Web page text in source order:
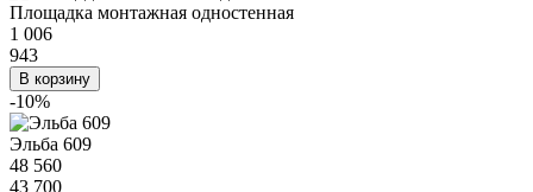
Площадка монтажная одностенная
1 006
943
В корзину
-10%
Эльба 609
48 560
43 700